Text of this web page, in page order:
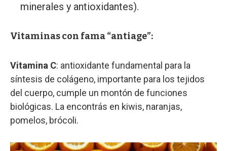
minerales y antioxidantes).
Vitaminas con fama “antiage”:
Vitamina C: antioxidante fundamental para la
síntesis de colágeno, importante para los tejidos
del cuerpo, cumple un montón de funciones
biológicas. La encontrás en kiwis, naranjas,
pomelos, brócoli.